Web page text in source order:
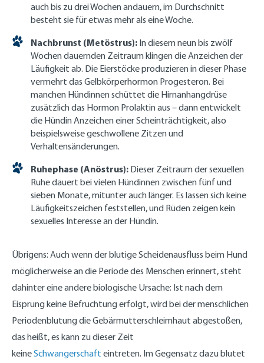
auch bis zu drei Wochen andauern, im Durchschnitt
besteht sie für etwas mehr als eine Woche.
Nachbrunst (Metöstrus): In diesem neun bis zwölf
Wochen dauernden Zeitraum klingen die Anzeichen der
Läufigkeit ab. Die Eierstöcke produzieren in dieser Phase
vermehrt das Gelbkörperhormon Progesteron. Bei
manchen Hündinnen schüttet die Hirnanhangdrüse
zusätzlich das Hormon Prolaktin aus – dann entwickelt
die Hündin Anzeichen einer Scheinträchtigkeit, also
beispielsweise geschwollene Zitzen und
Verhaltensänderungen.
Ruhephase (Anöstrus): Dieser Zeitraum der sexuellen
Ruhe dauert bei vielen Hündinnen zwischen fünf und
sieben Monate, mitunter auch länger. Es lassen sich keine
Läufigkeitszeichen feststellen, und Rüden zeigen kein
sexuelles Interesse an der Hündin.
Übrigens: Auch wenn der blutige Scheidenausfluss beim Hund
möglicherweise an die Periode des Menschen erinnert, steht
dahinter eine andere biologische Ursache: Ist nach dem
Eisprung keine Befruchtung erfolgt, wird bei der menschlichen
Periodenblutung die Gebärmutterschleimhaut abgestoßen,
das heißt, es kann zu dieser Zeit
keineSchwangerschaft eintreten. Im Gegensatz dazu blutet